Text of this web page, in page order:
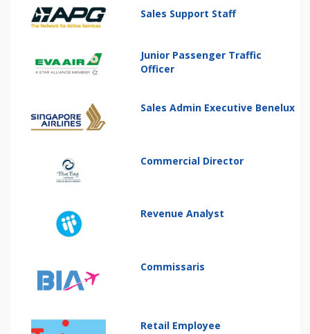
Sales Support Staff
Junior Passenger Traffic
Officer
Sales Admin Executive Benelux
Commercial Director
Revenue Analyst
Commissaris
Retail Employee